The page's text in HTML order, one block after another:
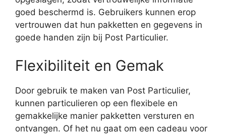
goed beschermd is. Gebruikers kunnen erop
vertrouwen dat hun pakketten en gegevens in
goede handen zijn bij Post Particulier.
Flexibiliteit en Gemak
Door gebruik te maken van Post Particulier,
kunnen particulieren op een flexibele en
gemakkelijke manier pakketten versturen en
ontvangen. Of het nu gaat om een cadeau voor